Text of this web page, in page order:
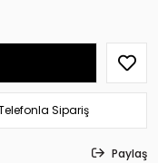
Sipariş
Paylaş